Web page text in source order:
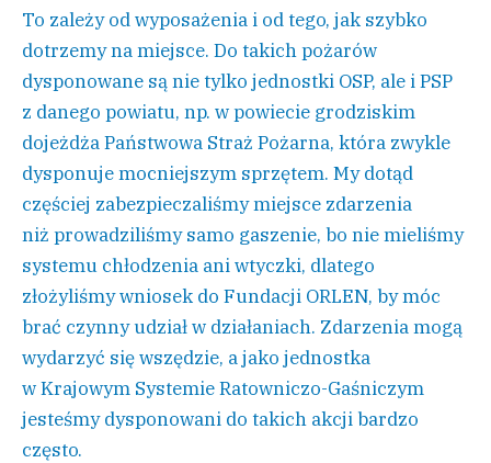
To zależy od wyposażenia i od tego, jak szybko
dotrzemy na miejsce. Do takich pożarów
dysponowane są nie tylko jednostki OSP, ale i PSP
z danego powiatu, np. w powiecie grodziskim
dojeżdża Państwowa Straż Pożarna, która zwykle
dysponuje mocniejszym sprzętem. My dotąd
częściej zabezpieczaliśmy miejsce zdarzenia
niż prowadziliśmy samo gaszenie, bo nie mieliśmy
systemu chłodzenia ani wtyczki, dlatego
złożyliśmy wniosek do Fundacji ORLEN, by móc
brać czynny udział w działaniach. Zdarzenia mogą
wydarzyć się wszędzie, a jako jednostka
w Krajowym Systemie Ratowniczo-Gaśniczym
jesteśmy dysponowani do takich akcji bardzo
często.